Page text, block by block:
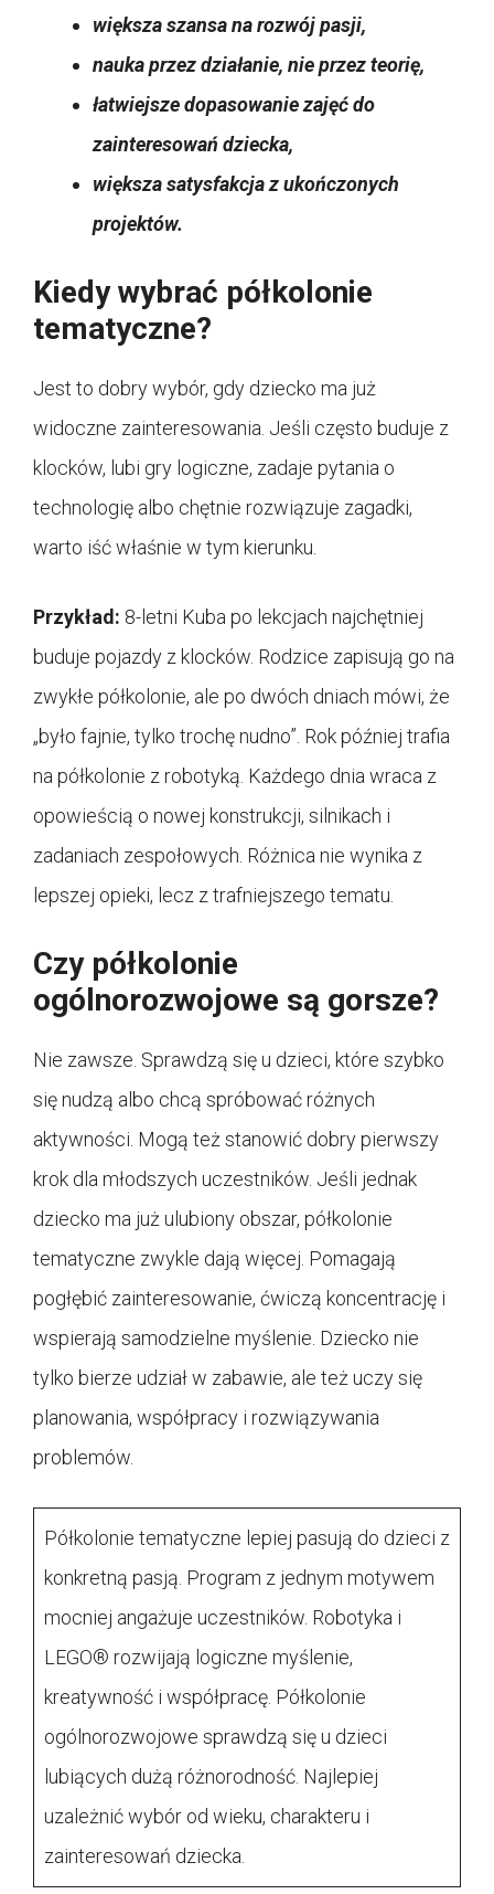
większa szansa na rozwój pasji,
nauka przez działanie, nie przez teorię,
łatwiejsze dopasowanie zajęć do
zainteresowań dziecka,
większa satysfakcja z ukończonych
projektów.
Kiedy wybrać półkolonie
tematyczne?
Jest to dobry wybór, gdy dziecko ma już
widoczne zainteresowania. Jeśli często buduje z
klocków, lubi gry logiczne, zadaje pytania o
technologię albo chętnie rozwiązuje zagadki,
warto iść właśnie w tym kierunku.
Przykład: 8-letni Kuba po lekcjach najchętniej
buduje pojazdy z klocków. Rodzice zapisują go na
zwykłe półkolonie, ale po dwóch dniach mówi, że
„było fajnie, tylko trochę nudno”. Rok później trafia
na półkolonie z robotyką. Każdego dnia wraca z
opowieścią o nowej konstrukcji, silnikach i
zadaniach zespołowych. Różnica nie wynika z
lepszej opieki, lecz z trafniejszego tematu.
Czy półkolonie
ogólnorozwojowe są gorsze?
Nie zawsze. Sprawdzą się u dzieci, które szybko
się nudzą albo chcą spróbować różnych
aktywności. Mogą też stanowić dobry pierwszy
krok dla młodszych uczestników. Jeśli jednak
dziecko ma już ulubiony obszar, półkolonie
tematyczne zwykle dają więcej. Pomagają
pogłębić zainteresowanie, ćwiczą koncentrację i
wspierają samodzielne myślenie. Dziecko nie
tylko bierze udział w zabawie, ale też uczy się
planowania, współpracy i rozwiązywania
problemów.
Półkolonie tematyczne lepiej pasują do dzieci z
konkretną pasją. Program z jednym motywem
mocniej angażuje uczestników. Robotyka i
LEGO® rozwijają logiczne myślenie,
kreatywność i współpracę. Półkolonie
ogólnorozwojowe sprawdzą się u dzieci
lubiących dużą różnorodność. Najlepiej
uzależnić wybór od wieku, charakteru i
zainteresowań dziecka.